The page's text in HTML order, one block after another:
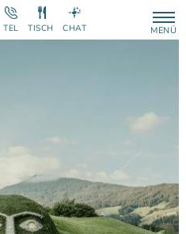
MENÜ
TEL TISCH CHAT
Next